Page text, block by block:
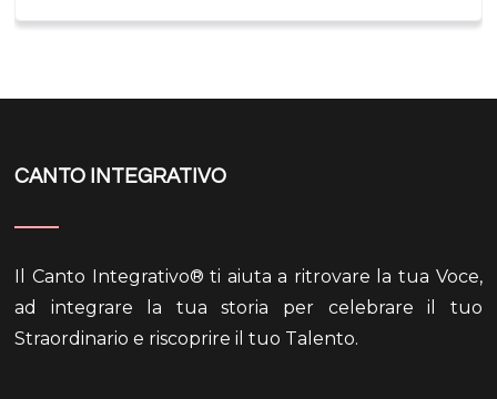
CANTO INTEGRATIVO
Il Canto Integrativo® ti aiuta a ritrovare la tua Voce,
ad integrare la tua storia per celebrare il tuo
Straordinario e riscoprire il tuo Talento.